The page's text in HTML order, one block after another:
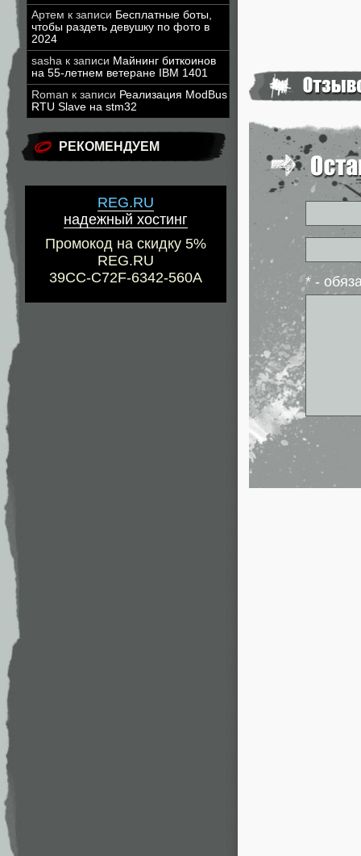
Артем к записи Бесплатные боты,
чтобы раздеть девушку по фото в
2024
sasha к записи Майнинг биткоинов
на 55-летнем ветеране IBM 1401
Roman к записи Реализация ModBus
RTU Slave на stm32
РЕКОМЕНДУЕМ
REG.RU
надежный хостинг
Промокод на скидку 5%
REG.RU
39CC-C72F-6342-560A
* -